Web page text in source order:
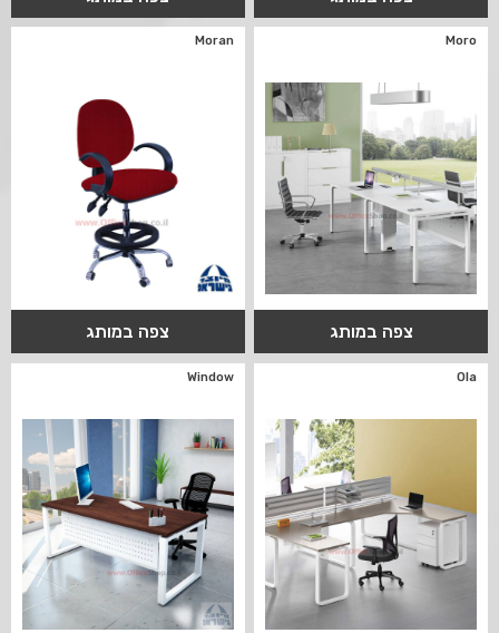
Moro
צפה במותג
Moran
צפה במותג
Ola
Window